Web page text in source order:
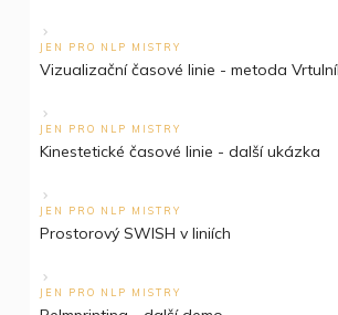
JEN PRO NLP MISTRY
Vizualizační časové linie - metoda
JEN PRO NLP MISTRY
Kinestetické časové linie - další ukázka
JEN PRO NLP MISTRY
Prostorový SWISH v liniích
JEN PRO NLP MISTRY